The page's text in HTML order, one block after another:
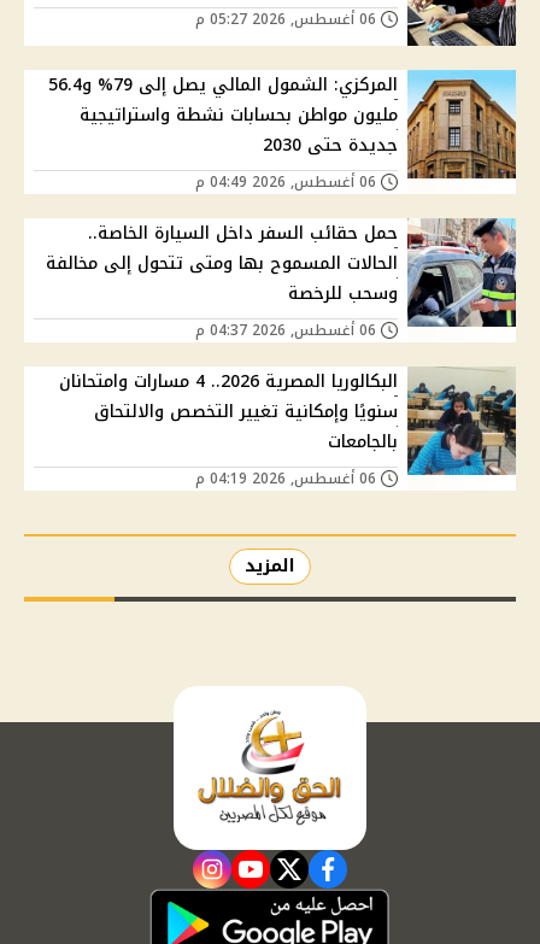
المركزي: الشمول المالي يصل إلى 79% و56.4
مليون مواطن بحسابات نشطة واستراتيجية
جديدة حتى 2030
حمل حقائب السفر داخل السيارة الخاصة..
الحالات المسموح بها ومتى تتحول إلى مخالفة
وسحب للرخصة
البكالوريا المصرية 2026.. 4 مسارات وامتحانان
سنويًا وإمكانية تغيير التخصص والالتحاق
بالجامعات
المزيد
facebook
twitter
youtube
instagram